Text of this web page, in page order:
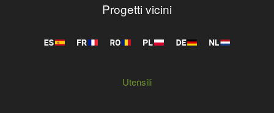
Progetti vicini
Utensili